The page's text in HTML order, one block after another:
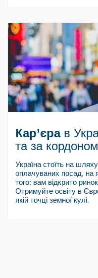
Кар’єрав
та за кордоном
Україна стоїть на
оплачуваних посад, на
того: вам відкрито
Отримуйте освіту в
якій точці земної кулі.